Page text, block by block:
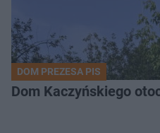
DOM PREZESA PIS
Dom